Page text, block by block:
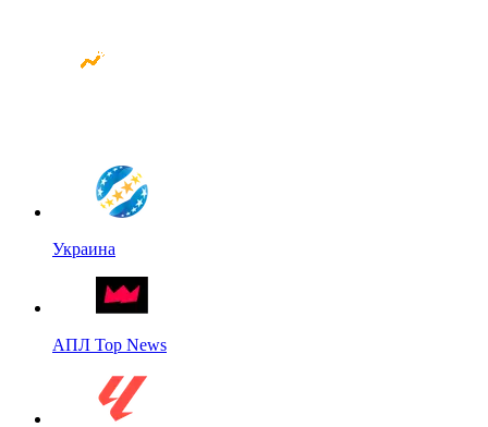
Украина
АПЛ Top News